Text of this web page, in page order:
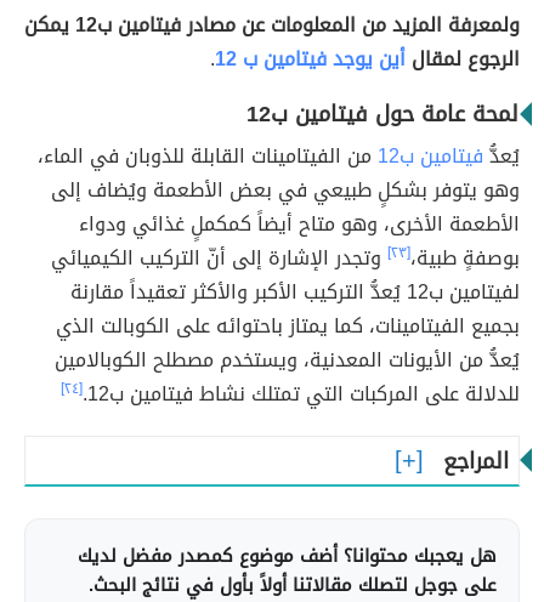
ولمعرفة المزيد من المعلومات عن مصادر فيتامين ب12 يمكن
الرجوع لمقالأين يوجد فيتامين ب 12 .
لمحة عامة حول فيتامين ب12
يُعدُّفيتامين ب12
من الفيتامينات القابلة للذوبان في الماء،
وهو يتوفر بشكلٍ طبيعي في بعض الأطعمة ويُضاف إلى
الأطعمة الأخرى، وهو متاح أيضاً كمكملٍ غذائي ودواء
بوصفةٍ طبية،[٢٣]
وتجدر الإشارة إلى أنّ التركيب الكيميائي
لفيتامين ب12 يُعدُّ التركيب الأكبر والأكثر تعقيداً مقارنة
بجميع الفيتامينات، كما يمتاز باحتوائه على الكوبالت الذي
يُعدُّ من الأيونات المعدنية، ويستخدم مصطلح الكوبالامين
للدلالة على المركبات التي تمتلك نشاط فيتامين ب12.
[٢٤]
المراجع
هل يعجبك محتوانا؟ أضف موضوع كمصدر مفضل لديك
على جوجل لتصلك مقالاتنا أولاً بأول في نتائج البحث.